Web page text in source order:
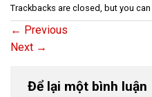
Trackbacks are closed, but you can
← Previous
Next →
Để lại một bình luận